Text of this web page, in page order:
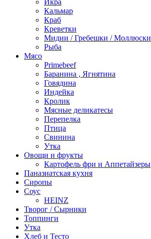
Кальмар
Краб
Креветки
Мидии / Гребешки / Моллюски
Рыба
Мясо
Primebeef
Баранина , Ягнятина
Говядина
Индейка
Кролик
Мясные деликатесы
Перепелка
Птица
Свинина
Утка
Овощи и фрукты
Картофель фри и Аппетайзеры
Паназиатская кухня​
Сиропы
Соус
HEINZ
Творог / Сырники
Топпинги
Утка
Хлеб и Тесто